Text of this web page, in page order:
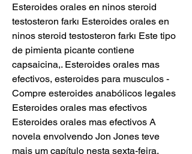
Esteroides orales en ninos steroid
testosteron farkı Esteroides orales en
ninos steroid testosteron farkı Este tipo
de pimienta picante contiene
capsaicina,. Esteroides orales mas
efectivos, esteroides para musculos -
Compre esteroides anabólicos legales
Esteroides orales mas efectivos
Esteroides orales mas efectivos A
novela envolvendo Jon Jones teve
mais um capítulo nesta sexta-feira,